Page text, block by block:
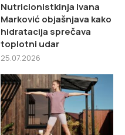
Nutricionistkinja Ivana
Marković objašnjava kako
hidratacija sprečava
toplotni udar
25.07.2026